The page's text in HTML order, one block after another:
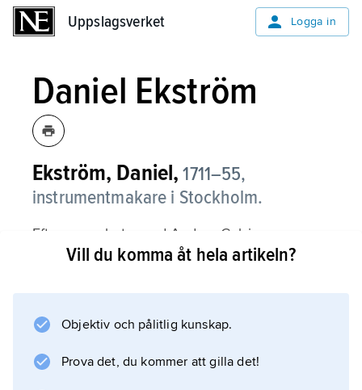
Uppslagsverket Logga in
Daniel Ekström
Ekström, Daniel, 1711–55,
instrumentmakare i Stockholm.
Efter samarbete med Anders Celsius
studerade Ekström bl.a. i London. Han byggde
av Vetenskapsakademien, och 1751
instrumentmakerier.
Vill du komma åt hela artikeln?
Objektiv och pålitlig kunskap.
Prova det, du kommer att gilla det!